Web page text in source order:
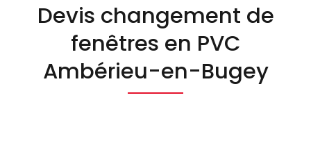
Devis changement de
fenêtres en PVC
Ambérieu-en-Bugey